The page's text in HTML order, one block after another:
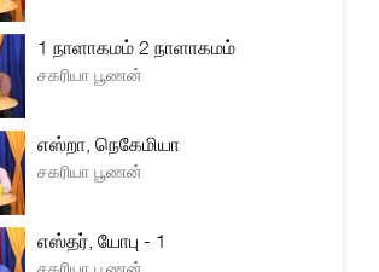
1 நாளாகமம் 2 நாளாகமம்
சகரியா பூணன்
எஸ்றா, நெகேமியா
சகரியா பூணன்
எஸ்தர், யோபு - 1
சகரியா பூணன்